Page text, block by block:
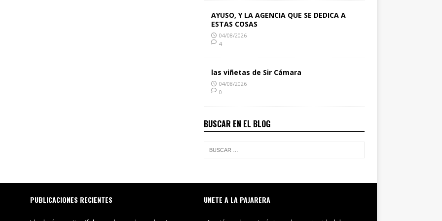
AYUSO, Y LA AGENCIA QUE SE DEDICA A
ESTAS COSAS
04/08/2026
4
las viñetas de Sir Cámara
04/08/2026
0
BUSCAR EN EL BLOG
PUBLICACIONES RECIENTES UNETE A LA PAJARERA